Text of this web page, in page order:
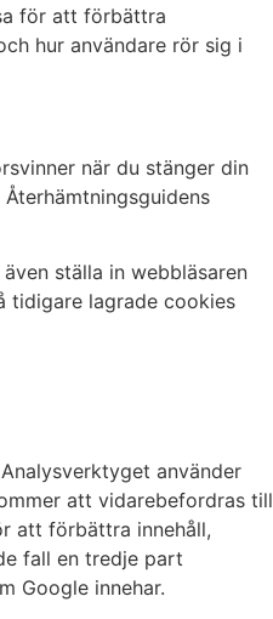
för att förbättra
hur användare rör sig i
när du stänger din
ställa in webbläsaren
tidigare lagrade cookies
använder
att vidarebefordras till
att förbättra innehåll,
fall en tredje part
Google innehar.